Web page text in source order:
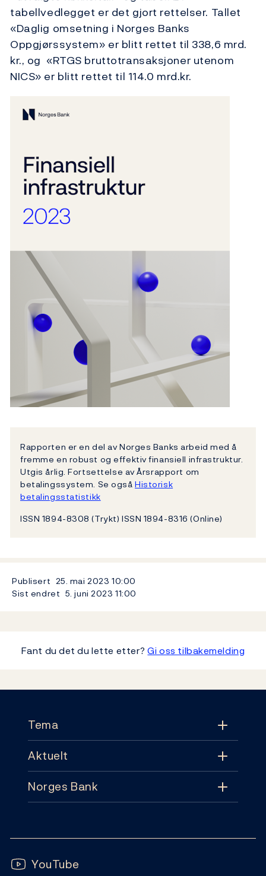
tabellvedlegget er det gjort rettelser. Tallet
«Daglig omsetning i Norges Banks
Oppgjørssystem» er blitt rettet til 338,6 mrd.
kr., og «RTGS bruttotransaksjoner utenom
NICS» er blitt rettet til 114.0 mrd.kr.
Rapporten er en del av Norges Banks arbeid med å
fremme en robust og effektiv finansiell infrastruktur.
Utgis årlig. Fortsettelse av Årsrapport om
betalingssystem. Se ogsåHistorisk
betalingsstatistikk
ISSN 1894-8308 (Trykt) ISSN 1894-8316 (Online)
Publisert 25. mai 2023 10:00
Sist endret 5. juni 202311:00
Fant du det du lette etter?Gi oss tilbakemelding
Tema
Tema
Pengepolitikk
Sedler og mynter
Aktuelt
Aktuelt
Publikasjoner
Norges Bank
Abonnement
Følg oss:
YouTube